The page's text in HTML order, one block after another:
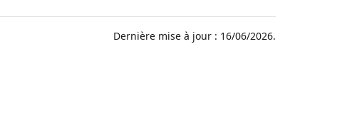
Dernière mise à jour : 16/06/2026.